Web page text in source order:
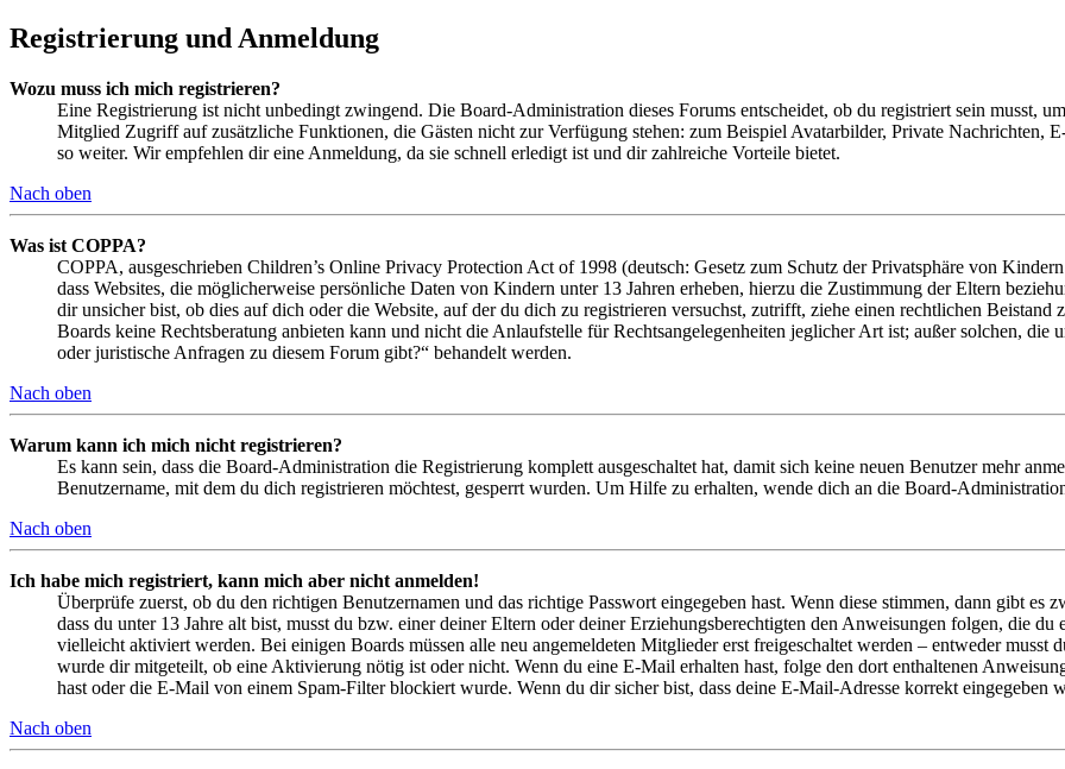
Registrierung und Anmeldung
Wozu muss ich mich registrieren?
Eine Registrierung ist nicht unbedingt zwingend. Die Board-Administration dieses Forums entscheidet, ob du registriert sein musst,
Mitglied Zugriff auf zusätzliche Funktionen, die Gästen nicht zur Verfügung stehen: zum Beispiel Avatarbilder, Private Nachrichten,
so weiter. Wir empfehlen dir eine Anmeldung, da sie schnell erledigt ist und dir zahlreiche Vorteile bietet.
Nach oben
Was ist COPPA?
COPPA, ausgeschrieben Children’s Online Privacy Protection Act of 1998 (deutsch: Gesetz zum Schutz der Privatsphäre von
dass Websites, die möglicherweise persönliche Daten von Kindern unter 13 Jahren erheben, hierzu die Zustimmung der Eltern
dir unsicher bist, ob dies auf dich oder die Website, auf der du dich zu registrieren versuchst, zutrifft, ziehe einen rechtlichen
Boards keine Rechtsberatung anbieten kann und nicht die Anlaufstelle für Rechtsangelegenheiten jeglicher Art ist; außer solchen,
oder juristische Anfragen zu diesem Forum gibt?“ behandelt werden.
Nach oben
Warum kann ich mich nicht registrieren?
Es kann sein, dass die Board-Administration die Registrierung komplett ausgeschaltet hat, damit sich keine neuen Benutzer mehr
Benutzername, mit dem du dich registrieren möchtest, gesperrt wurden. Um Hilfe zu erhalten, wende dich an die Board-
Nach oben
Ich habe mich registriert, kann mich aber nicht anmelden!
Überprüfe zuerst, ob du den richtigen Benutzernamen und das richtige Passwort eingegeben hast. Wenn diese stimmen, dann gibt es
dass du unter 13 Jahre alt bist, musst du bzw. einer deiner Eltern oder deiner Erziehungsberechtigten den Anweisungen folgen, die
vielleicht aktiviert werden. Bei einigen Boards müssen alle neu angemeldeten Mitglieder erst freigeschaltet werden – entweder musst
wurde dir mitgeteilt, ob eine Aktivierung nötig ist oder nicht. Wenn du eine E-Mail erhalten hast, folge den dort enthaltenen
hast oder die E-Mail von einem Spam-Filter blockiert wurde. Wenn du dir sicher bist, dass deine E-Mail-Adresse korrekt eingegeben
Nach oben